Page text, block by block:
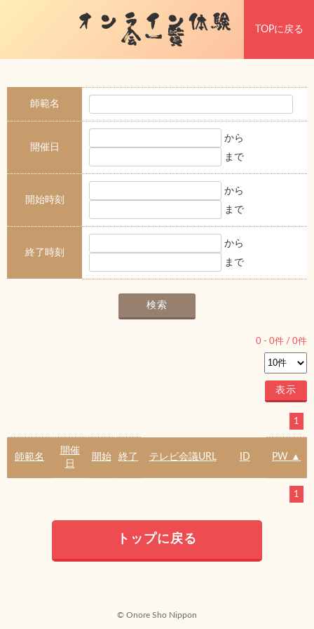
オンライン体験
会一覧 TOPに戻る
師範名
開催日
から
まで
開始時刻
から
まで
終了時刻
から
まで
0 - 0件 / 0件
1
師範名
開催
日
開始 終了 テレビ会議URL ID PW ▲
1
トップに戻る
© Onore Sho Nippon